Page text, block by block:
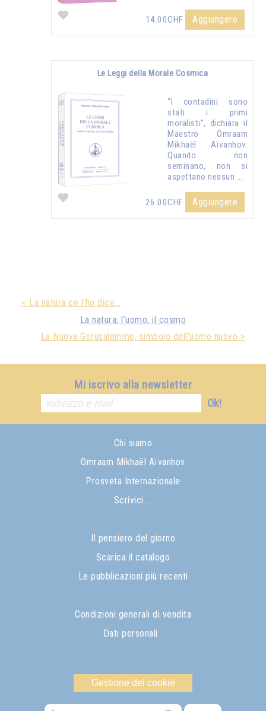
14.00CHF Aggiungere
Le Leggi della Morale Cosmica
"I contadini sono
stati i primi
moralisti", dichiara il
Maestro Omraam
Mikhaël Aïvanhov.
Quando non
seminano, non si
aspettano nessun …
26.00CHF Aggiungere
< La natura ce l'ho dice...
La natura, l’uomo, il cosmo
La Nuova Gerusalemme, simbolo dell'uomo nuovo >
Mi iscrivo alla newsletter
Ok!
Chi siamo
Omraam Mikhaël Aïvanhov
Prosveta Internazionale
Scrivici ...
Il pensiero del giorno
Scarica il catalogo
Le pubblicazioni più recenti
Condizioni generali di vendita
Dati personali
Gestione dei cookie